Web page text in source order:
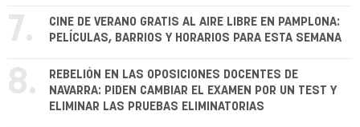
7.
CINE DE VERANO GRATIS AL AIRE LIBRE EN PAMPLONA:
PELÍCULAS, BARRIOS Y HORARIOS PARA ESTA SEMANA
8.
REBELIÓN EN LAS OPOSICIONES DOCENTES DE
NAVARRA: PIDEN CAMBIAR EL EXAMEN POR UN TEST Y
ELIMINAR LAS PRUEBAS ELIMINATORIAS